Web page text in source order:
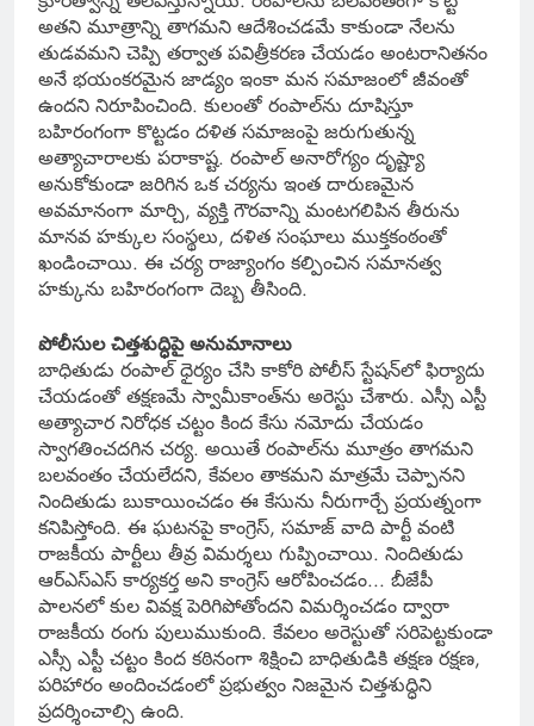
అతని మూత్రాన్ని తాగమని ఆదేశించడమే కాకుండా నేలను
తుడవమని చెప్పి తర్వాత పవిత్రీకరణ చేయడం అంటరానితనం
అనే భయంకరమైన జాడ్యం ఇంకా మన సమాజంలో జీవంతో
ఉందని నిరూపించింది. కులంతో రంపాల్‌ను దూషిస్తూ
బహిరంగంగా కొట్టడం దళిత సమాజంపై జరుగుతున్న
అత్యాచారాలకు పరాకాష్ట. రంపాల్ అనారోగ్యం దృష్ట్యా
అనుకోకుండా జరిగిన ఒక చర్యను ఇంత దారుణమైన
అవమానంగా మార్చి, వ్యక్తి గౌరవాన్ని మంటగలిపిన తీరును
మానవ హక్కుల సంస్థలు, దళిత సంఘాలు ముక్తకంఠంతో
ఖండించాయి. ఈ చర్య రాజ్యాంగం కల్పించిన సమానత్వ
హక్కును బహిరంగంగా దెబ్బ తీసింది.
పోలీసుల చిత్తశుద్ధిపై అనుమానాలు
బాధితుడు రంపాల్ ధైర్యం చేసి కాకోరి పోలీస్ స్టేషన్‌లో ఫిర్యాదు
చేయడంతో తక్షణమే స్వామీకాంత్‌ను అరెస్టు చేశారు. ఎస్సీ ఎస్టీ
అత్యాచార నిరోధక చట్టం కింద కేసు నమోదు చేయడం
స్వాగతించదగిన చర్య. అయితే రంపాల్‌ను మూత్రం తాగమని
బలవంతం చేయలేదని, కేవలం తాకమని మాత్రమే చెప్పానని
నిందితుడు బుకాయించడం ఈ కేసును నీరుగార్చే ప్రయత్నంగా
కనిపిస్తోంది. ఈ ఘటనపై కాంగ్రెస్, సమాజ్ వాది పార్టీ వంటి
రాజకీయ పార్టీలు తీవ్ర విమర్శలు గుప్పించాయి. నిందితుడు
ఆర్‌ఎస్‌ఎస్ కార్యకర్త అని కాంగ్రెస్ ఆరోపించడం.‌.. బీజేపీ
పాలనలో కుల వివక్ష పెరిగిపోతోందని విమర్శించడం ద్వారా
రాజకీయ రంగు పులుముకుంది. కేవలం అరెస్టుతో సరిపెట్టకుండా
ఎస్సీ ఎస్టీ చట్టం కింద కఠినంగా శిక్షించి బాధితుడికి తక్షణ రక్షణ,
పరిహారం అందించడంలో ప్రభుత్వం నిజమైన చిత్తశుద్ధిని
ప్రదర్శించాల్సి ఉంది.